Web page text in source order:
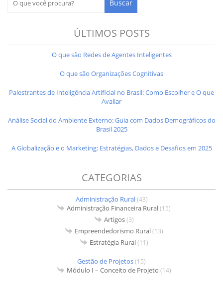
ÚLTIMOS POSTS
O que são Redes de Agentes Inteligentes
O que são Organizações Cognitivas
Palestrantes de Inteligência Artificial no Brasil: Como Escolher e O que
Avaliar
Análise Social do Ambiente Externo: Guia com Dados Demográficos do
Brasil 2025
A Globalização e o Marketing: Estratégias, Dados e Desafios em 2025
CATEGORIAS
Administração Rural(43)
Administração Financeira Rural(15)
Artigos(3)
Empreendedorismo Rural(13)
Estratégia Rural(11)
Gestão de Projetos(15)
Módulo I – Conceito de Projeto (14)